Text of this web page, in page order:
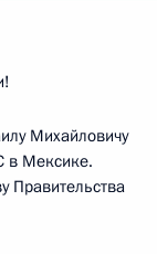
Михайловичу
в Мексике.
Правительства